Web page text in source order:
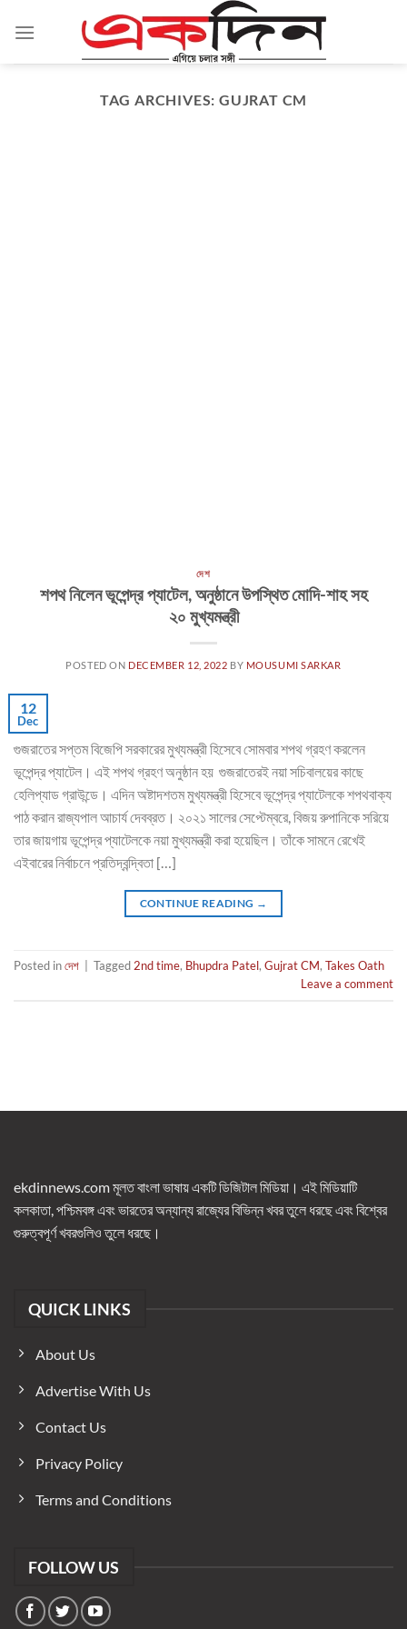
TAG ARCHIVES: GUJRAT CM
দেশ
শপথ নিলেন ভূপেন্দ্র প্যাটেল, অনুষ্ঠানে উপস্থিত মোদি-শাহ সহ
২০ মুখ্যমন্ত্রী
POSTED ON DECEMBER 12, 2022 BY MOUSUMI SARKAR
12
Dec
গুজরাতের সপ্তম বিজেপি সরকারের মুখ্যমন্ত্রী হিসেবে সোমবার শপথ গ্রহণ করলেন
ভূপেন্দ্র প্যাটেল। এই শপথ গ্রহণ অনুষ্ঠান হয় গুজরাতেরই নয়া সচিবালয়ের কাছে
হেলিপ্যাড গ্রাউন্ডে। এদিন অষ্টাদশতম মুখ্যমন্ত্রী হিসেবে ভূপেন্দ্র প্যাটেলকে শপথবাক্য
পাঠ করান রাজ্যপাল আচার্য দেবব্রত। ২০২১ সালের সেপ্টেম্বরে, বিজয় রুপানিকে সরিয়ে
তার জায়গায় ভূপেন্দ্র প্যাটেলকে নয়া মুখ্যমন্ত্রী করা হয়েছিল। তাঁকে সামনে রেখেই
এইবারের নির্বাচনে প্রতিদ্বন্দ্বিতা […]
CONTINUE READING →
Posted inদেশ Tagged 2nd time, Bhupdra Patel, Gujrat CM, Takes Oath
Leave a comment
ekdinnews.com মূলত বাংলা ভাষায় একটি ডিজিটাল মিডিয়া। এই মিডিয়াটি
কলকাতা, পশ্চিমবঙ্গ এবং ভারতের অন্যান্য রাজ্যের বিভিন্ন খবর তুলে ধরছে এবং বিশ্বের
গুরুত্বপূর্ণ খবরগুলিও তুলে ধরছে।
QUICK LINKS
About Us
Advertise With Us
Contact Us
Privacy Policy
Terms and Conditions
FOLLOW US